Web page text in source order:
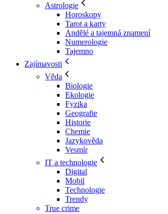
Astrologie
Horoskopy
Tarot a karty
Andělé a tajemná znamení
Numerologie
Tajemno
Zajímavosti
Věda
Biologie
Ekologie
Fyzika
Geografie
Historie
Chemie
Jazykověda
Vesmír
IT a technologie
Digital
Mobil
Technologie
Trendy
True crime